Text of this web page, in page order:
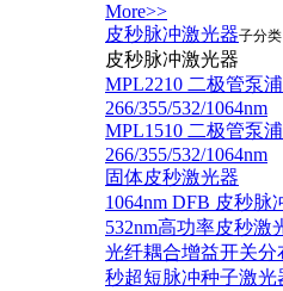
More>>
皮秒脉冲激光器子分类
皮秒脉冲激光器
​MPL2210 二极管泵
266/355/532/1064nm
MPL1510 二极管泵
266/355/532/1064nm
固体皮秒激光器
1064nm DFB 皮秒脉
532nm高功率皮秒激
光纤耦合增益开关
秒超短脉冲种子激光